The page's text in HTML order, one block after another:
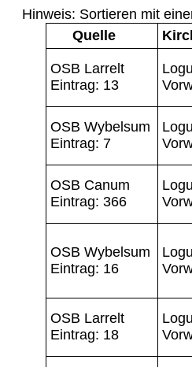
Hinweis: Sortieren mit
Quelle
OSB Larrelt
Eintrag: 13
OSB Wybelsum
Eintrag: 7
OSB Canum
Eintrag: 366
OSB Wybelsum
Eintrag: 16
OSB Larrelt
Eintrag: 18